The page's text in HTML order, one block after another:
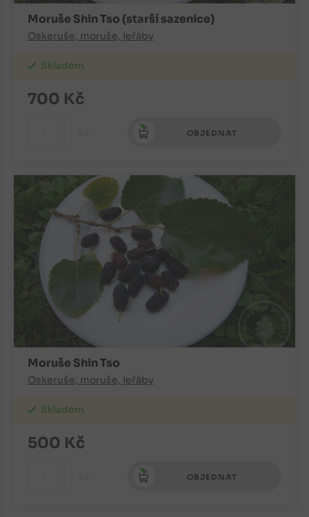
Moruše Shin Tso (starší sazenice)
Oskeruše, moruše, jeřáby
Skladem
700 Kč
OBJEDNAT
Moruše Shin Tso
Oskeruše, moruše, jeřáby
Skladem
500 Kč
OBJEDNAT